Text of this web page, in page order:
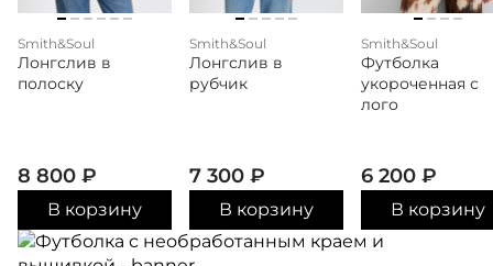
Smith&Soul
Лонгслив в
полоску
8 800 ₽
В корзину
Smith&Soul
Лонгслив в
рубчик
7 300 ₽
В корзину
Smith&Soul
Футболка
укороченная с
лого
6 200 ₽
В корзину